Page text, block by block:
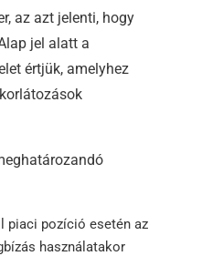
az azt jelenti, hogy
jel alatt a
értjük, amelyhez
piaci pozíció esetén az
használatakor